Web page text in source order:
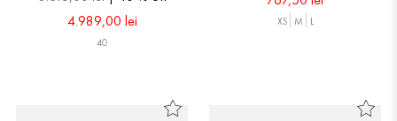
4.989,00 lei
40
XS M L